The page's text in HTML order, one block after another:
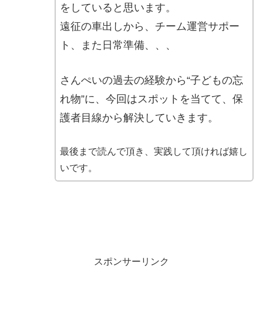
をしていると思います。
遠征の車出しから、チーム運営サポー
ト、また日常準備、、、
さんぺいの過去の経験から“子どもの忘
れ物”に、今回はスポットを当てて、 保
護者目線から解決していきます。
最後まで読んで頂き、実践して頂ければ嬉し
いです。
スポンサーリンク